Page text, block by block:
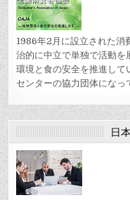
1986年2月に設立された消
治的に中立で単独で活動を
環境と食の安全を推進して
センターの協力団体になっ
日